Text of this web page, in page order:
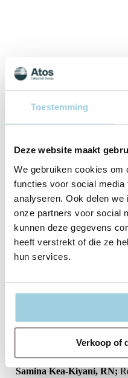
Toestemming
Deze website maakt
We gebruiken cookies om
functies voor social media
analyseren. Ook delen
onze partners voor social
kunnen deze gegevens
heeft verstrekt of die ze
hun services.
Verkoop of
Praktische
Europese Tijd (CET).
Waar ter wereld u zich ook
deelnemen aan de dag.
opname van het evenement
terug te kijken. U moet zich
cursus bijwonen om deze
: De Masterclass zal in
Accreditatie: Accreditatie
Om in aanmerking te komen
Prof. Dr. Michiel van den
Otolaryngologist-Head and
Cancer Institute,
Samina Kea-Kiyani, RN;